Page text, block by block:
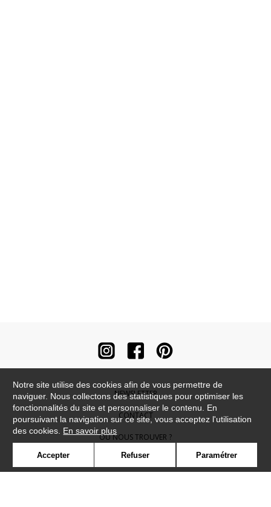
NEWSLETTER
CONTACT
OÙ NOUS TROUVER ?
CONTRACT
Notre site utilise des cookies afin de vous permettre de
naviguer. Nous collectons des statistiques pour optimiser les
fonctionnalités du site et personnaliser le contenu. En
poursuivant la navigation sur ce site, vous acceptez l'utilisation
des cookies. En savoir plus
Accepter Refuser Paramétrer